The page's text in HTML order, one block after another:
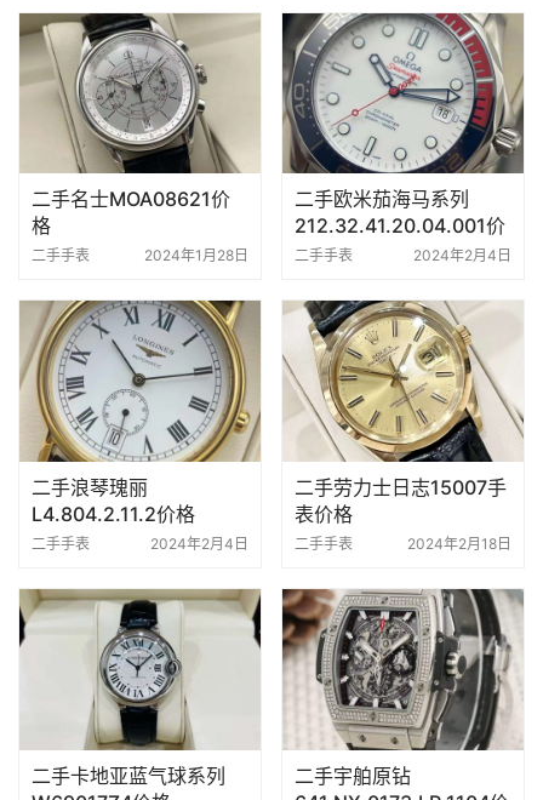
二手名士MOA08621价
格
二手手表 2024年1月28日
二手欧米茄海马系列
212.32.41.20.04.001价
格
二手手表 2024年2月4日
二手浪琴瑰丽
L4.804.2.11.2价格
二手手表 2024年2月4日
二手劳力士日志15007手
表价格
二手手表 2024年2月18日
二手卡地亚蓝气球系列
二手宇舶原钻